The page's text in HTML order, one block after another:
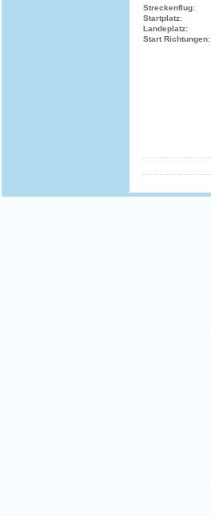
Streckenflug:
Startplatz:
Landeplatz:
Start Richtungen: